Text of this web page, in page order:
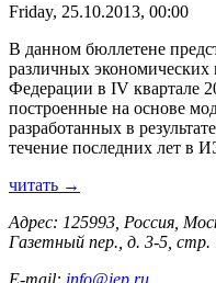
Friday, 25.10.2013, 00:00
В данном бюллетене
различных экономических
Федерации в IV квартале
построенные на основе
разработанных в
течение последних лет в
читать →
Адрес: 125993, Россия,
Газетный пер., д. 3-5, стр.
E-mail: info@iep.ru